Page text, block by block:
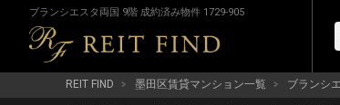
ブランシエスタ両国 9階 成約済み物件 1729-905
REIT FIND 墨田区賃貸マンション一覧 ブランシ